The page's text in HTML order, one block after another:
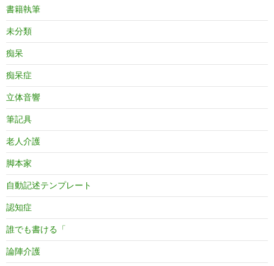
書籍執筆
未分類
痴呆
痴呆症
立体音響
筆記具
老人介護
脚本家
自動記述テンプレート
認知症
誰でも書ける「
論陣介護